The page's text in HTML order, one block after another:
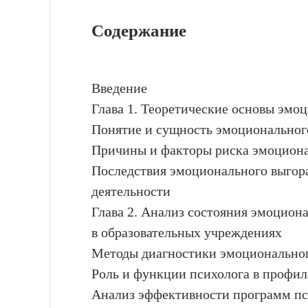
Содержание
Введение
Глава 1. Теоретические основы
Понятие и сущность
Причины и факторы риска
Последствия эмоционального
деятельности
Глава 2. Анализ состояния
в образовательных учреждениях
Методы диагностики
Роль и функции психолога в
Анализ эффективности программ